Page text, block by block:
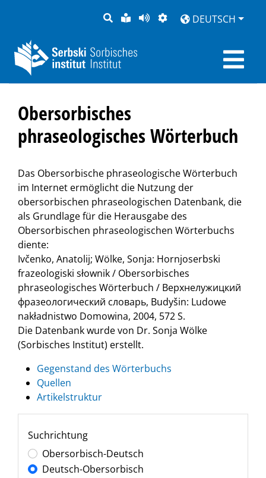
SUCHELEICHTE
SPRACHE
SEITEDARSTELLUNG
DEUTSCH
Obersorbisches
phraseologisches Wörterbuch
Das Obersorbische phraseologische Wörterbuch
im Internet ermöglicht die Nutzung der
obersorbischen phraseologischen Datenbank, die
als Grundlage für die Herausgabe des
Obersorbischen phraseologischen Wörterbuchs
diente:
Ivčenko, Anatolij; Wölke, Sonja: Hornjoserbski
frazeologiski słownik / Obersorbisches
phraseologisches Wörterbuch / Верхнелужицкий
фразеологический словарь, Budyšin: Ludowe
nakładnistwo Domowina, 2004, 572 S.
Die Datenbank wurde von Dr. Sonja Wölke
(Sorbisches Institut) erstellt.
Gegenstand des Wörterbuchs
Quellen
Artikelstruktur
Suchrichtung
Obersorbisch-Deutsch
Deutsch-Obersorbisch